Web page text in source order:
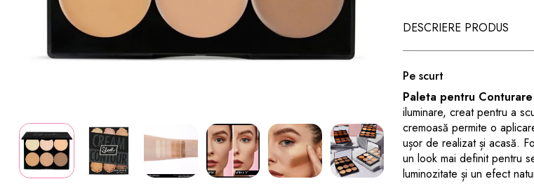
DESCRIERE PRODUS
Pe scurt
Paleta pentru
iluminare, creat pentru a
cremoasă permite o
ușor de realizat și acasă.
un look mai definit pentru
luminozitate și un efect